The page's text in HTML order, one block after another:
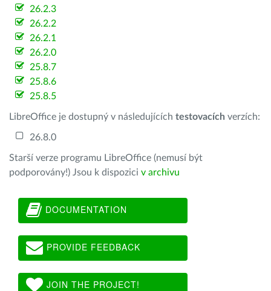
26.2.3
26.2.2
26.2.1
26.2.0
25.8.7
25.8.6
25.8.5
LibreOffice je dostupný v následujících testovacích verzích:
26.8.0
Starší verze programu LibreOffice (nemusí být
podporovány!) Jsou k dispozici v archivu
DOCUMENTATION
PROVIDE FEEDBACK
JOIN THE PROJECT!